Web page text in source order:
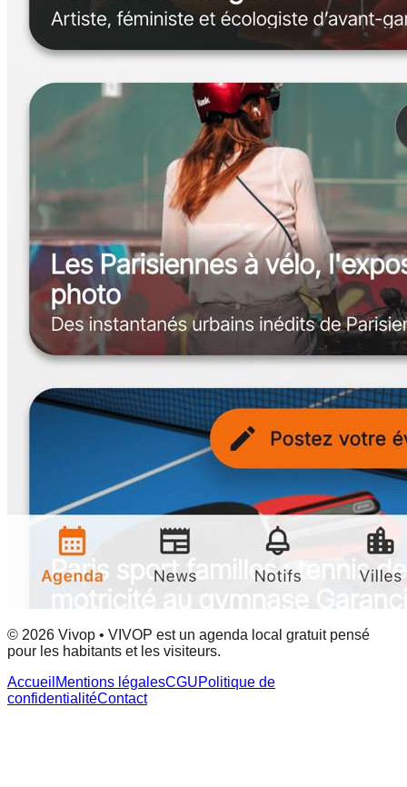
© 2026 Vivop • VIVOP est un agenda local gratuit pensé
pour les habitants et les visiteurs.
Accueil Mentions légalesCGUPolitique de
confidentialitéContact